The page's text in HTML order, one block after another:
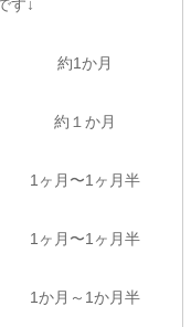
す↓
1か月
１か月
月〜1ヶ月半
〜1ヶ月半
～1か月半